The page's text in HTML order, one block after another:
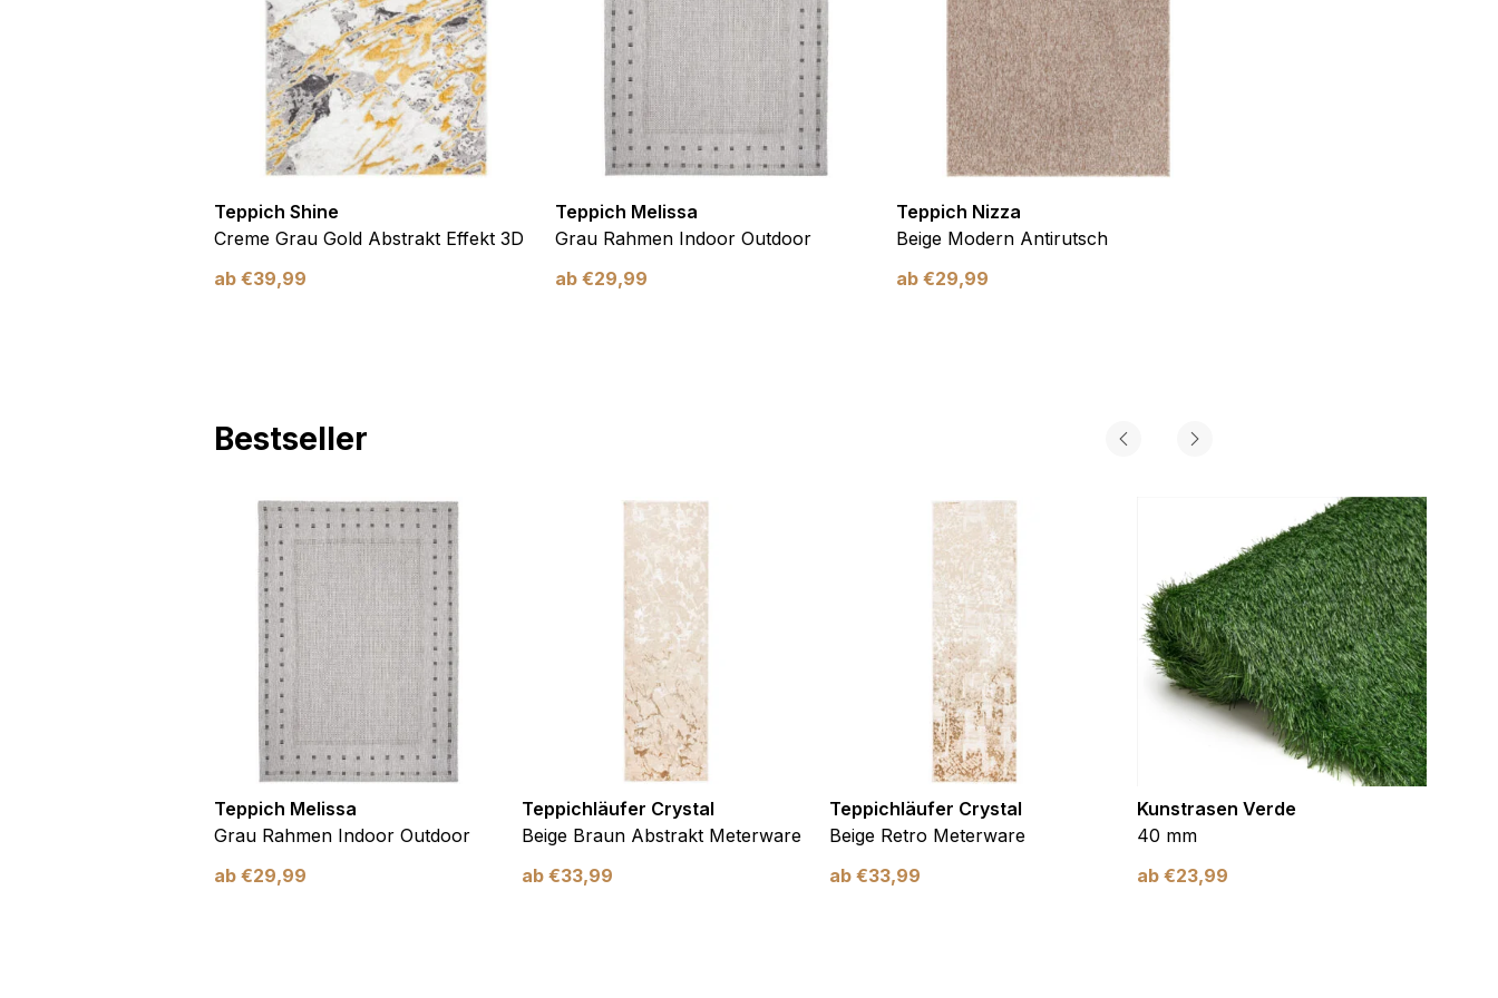
Teppich Shine
Creme Grau Gold Abstrakt Effekt 3D
ab €39,99
Teppich Melissa
Grau Rahmen Indoor Outdoor
ab €29,99
Teppich Nizza
Beige Modern Antirutsch
ab €29,99
Bestseller
Teppich Melissa
Grau Rahmen Indoor Outdoor
ab €29,99
Teppichläufer Crystal
Beige Braun Abstrakt Meterware
ab €33,99
Teppichläufer Crystal
Beige Retro Meterware
ab €33,99
Kunstrasen Verde
40 mm
ab €23,99